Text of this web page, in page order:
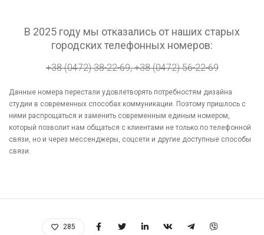
В 2025 году мы отказались от наших старых
городских телефонных номеров:
+38 (0472) 38-22-69, +38 (0472) 56-22-69
Данные номера перестали удовлетворять потребностям дизайна
студии в современных способах коммуникации. Поэтому пришлось с
ними распрощаться и заменить современным единым номером,
который позволит нам общаться с клиентами не только по телефонной
связи, но и через мессенджеры, соцсети и другие доступные способы
связи.
285